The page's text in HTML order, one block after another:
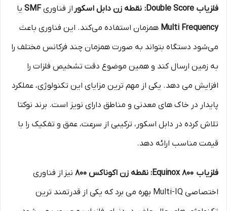
فلزیاب Double Score: نقطه زن دابل اسکور از فناوریSMF یا
Multi Frequency همزمان استفاده می‌کند. این فناوری باعث
می‌شود دستگاه بتواند به‌ صورت همزمان چند فرکانس مختلف را
به زمین ارسال کند و همین موضوع دقت تشخیص فلزات را
افزایش می‌ دهد. یکی از مهم‌ ترین مزایای این تکنولوژی، عملکرد
پایدار در خاک‌ های معدنی و مناطق دارای نویز است. برند نوکتا
تلاش کرده در دابل اسکور، ترکیبی از سرعت، عمق و تفکیک را با
قیمت مناسب ارائه دهد.
فلزیاب Equinox 800: نقطه زن اکوناکس 800
نیز از فناوری
اختصاصی Multi-IQ بهره می‌ برد که یکی از قدرتمند ترین